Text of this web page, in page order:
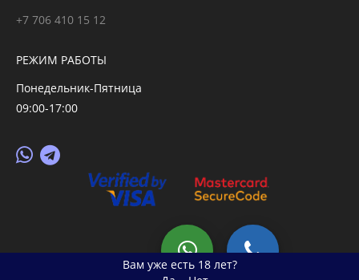
Вам уже есть 18 лет?
+7 706 410 15 12
РЕЖИМ РАБОТЫ
Понедельник-Пятница
09:00-17:00
© 2026 primegoods.kz